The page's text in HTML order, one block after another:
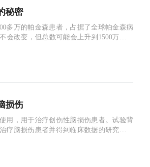
秘密
多万的帕金森患者，占据了全球帕金森病
会改变，但总数可能会上升到1500万人。
寻找它背后的发病机理已经耗费了一个多
损伤
用，用于治疗创伤性脑损伤患者。试验背
疗脑损伤患者并得到临床数据的研究。金
病的药物，试验中被用于脑外伤患者的恢